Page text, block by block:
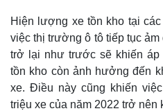
Hiện lượng xe tồn kho tại
việc thị trường ô tô tiếp tục
trở lại như trước sẽ khiến áp
tồn kho còn ảnh hưởng đến
xe. Điều này cũng khiến
triệu xe của năm 2022 trở nên